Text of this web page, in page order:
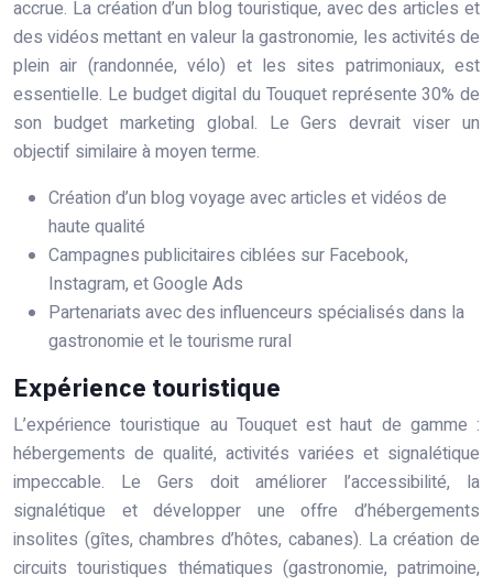
accrue. La création d’un blog touristique, avec des articles et
des vidéos mettant en valeur la gastronomie, les activités de
plein air (randonnée, vélo) et les sites patrimoniaux, est
essentielle. Le budget digital du Touquet représente 30% de
son budget marketing global. Le Gers devrait viser un
objectif similaire à moyen terme.
Création d’un blog voyage avec articles et vidéos de
haute qualité
Campagnes publicitaires ciblées sur Facebook,
Instagram, et Google Ads
Partenariats avec des influenceurs spécialisés dans la
gastronomie et le tourisme rural
Expérience touristique
L’expérience touristique au Touquet est haut de gamme :
hébergements de qualité, activités variées et signalétique
impeccable. Le Gers doit améliorer l’accessibilité, la
signalétique et développer une offre d’hébergements
insolites (gîtes, chambres d’hôtes, cabanes). La création de
circuits touristiques thématiques (gastronomie, patrimoine,